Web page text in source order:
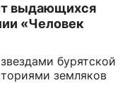
выдающихся
«Человек
бурятской
земляков